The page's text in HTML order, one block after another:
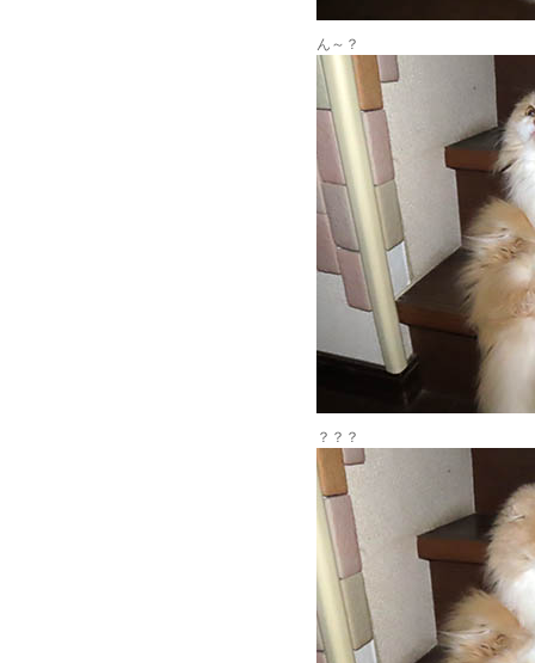
ん～？
？？？